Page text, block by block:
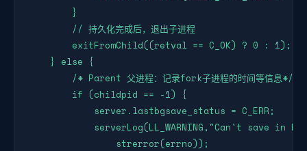
}
// 持久化完成后，退出子进程
exitFromChild((retval == C_OK) ? 0 : 1);
} else {
/* Parent 父进程：记录fork子进程的时间等信息*/
if (childpid == -1) {
server.lastbgsave_status = C_ERR;
serverLog(LL_WARNING,"Can't save in
strerror(errno));